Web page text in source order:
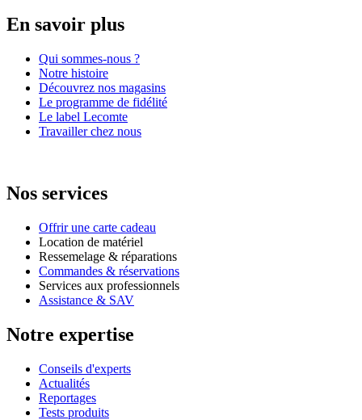
En savoir plus
Qui sommes-nous ?
Notre histoire
Découvrez nos magasins
Le programme de fidélité
Le label Lecomte
Travailler chez nous
Nos services
Offrir une carte cadeau
Location de matériel
Ressemelage & réparations
Commandes & réservations
Services aux professionnels
Assistance & SAV
Notre expertise
Conseils d'experts
Actualités
Reportages
Tests produits